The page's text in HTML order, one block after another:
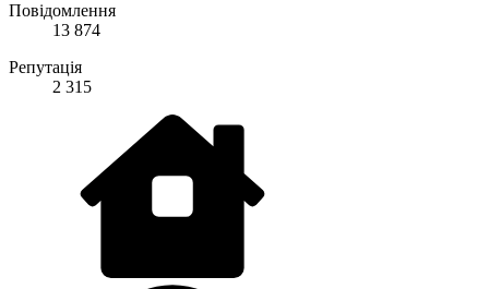
Повідомлення
13 874
Репутація
2 315